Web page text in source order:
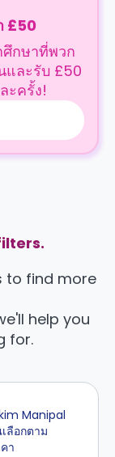
£50
กษาที่พวก
และรับ £50
ะครั้ง!
to find more
help you
for.
Manipal
ลือกตาม
า